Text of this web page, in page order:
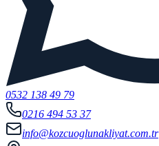
0532 138 49 79
0216 494 53 37
info@kozcuoglunakliyat.com.tr